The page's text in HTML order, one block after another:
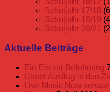
Schuljahr 17/18
Schuljahr 18/19
Schuljahr 20/21
Aktuelle Beiträge
Ein Eis zur Belohnung
Unser Ausflug in den
Live Music Now